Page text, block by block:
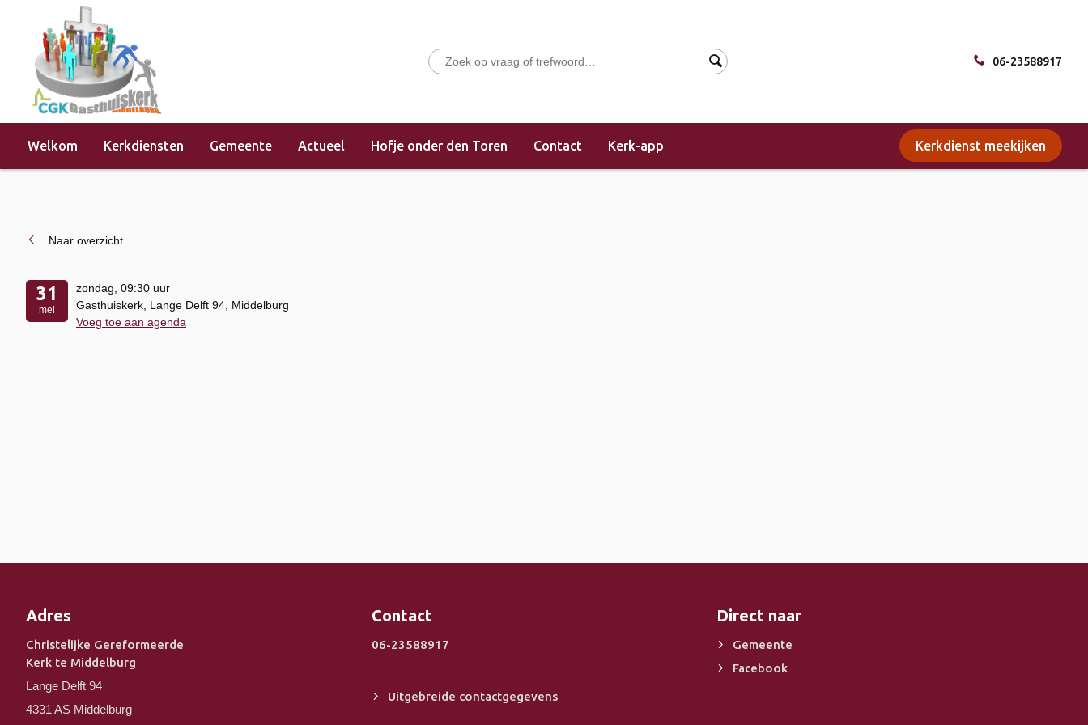
06-23588917
Welkom Kerkdiensten Gemeente Actueel Hofje onder den Toren Contact Kerk-app Kerkdienst meekijken
Home »Evenementen »Kerkdienst (morgendienst)
Naar overzicht
31
mei
zondag , 09:30 uur
Gasthuiskerk, Lange Delft 94, Middelburg
Voeg toe aan agenda
Adres
Christelijke Gereformeerde
Kerk te Middelburg
Lange Delft 94
4331 AS Middelburg
Contact
06-23588917
Uitgebreide contactgegevens
Direct naar
Gemeente
Facebook